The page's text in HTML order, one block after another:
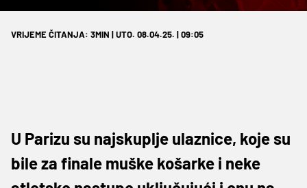
VRIJEME ČITANJA: 3MIN | UTO. 08.04.25. | 09:05
U Parizu su najskuplje ulaznice, koje su
bile za finale muške košarke i neke